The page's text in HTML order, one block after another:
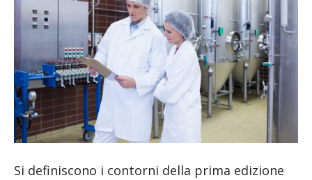
Si definiscono i contorni della prima edizione